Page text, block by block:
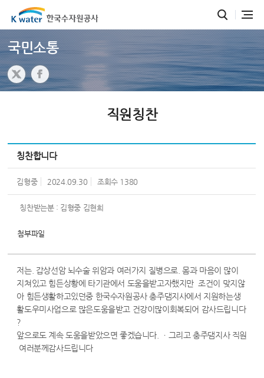
국민소통
직원칭찬
칭찬합니다
김형중 2024.09.30 조회수 1380
칭찬받는분 : 김형중 김현희
첨부파일
저는. 갑상선암 뇌수술 위암과 여러가지 질병으로. 몸과 마음이 많이
지쳐있고 힘든상황에 타기관에서 도움을받고자했지만 조건이 맞지않
아 힘든생활하고있던중 한국수자원공사 충주댐지사에서 지원하는생
활도우미사업으로 많은도움을받고 건강이많이회복되어 감사드립니다
?
앞으로도 계속 도움을받았으면 좋겠습니다. ㆍ그리고 충주댐지사 직원
여러분께감사드립니다